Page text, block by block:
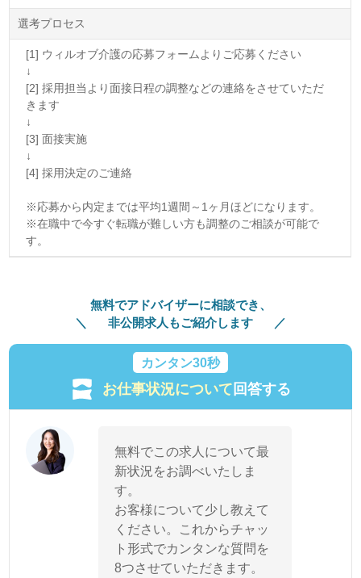
選考プロセス
[1] ウィルオブ介護の応募フォームよりご応募ください
↓
[2] 採用担当より面接日程の調整などの連絡をさせていただ
きます
↓
[3] 面接実施
↓
[4] 採用決定のご連絡
※応募から内定までは平均1週間～1ヶ月ほどになります。
※在職中で今すぐ転職が難しい方も調整のご相談が可能で
す。
無料でアドバイザーに相談でき、
非公開求人もご紹介します
カンタン30秒
お仕事状況について回答する
無料でこの求人について最
新状況をお調べいたしま
す。
お客様について少し教えて
ください。これからチャッ
ト形式でカンタンな質問を
8つさせていただきます。